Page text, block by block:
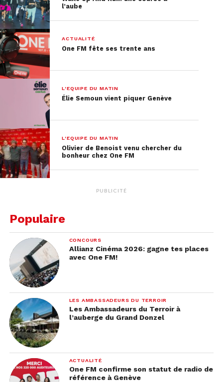
l’aube
ACTUALITÉ
One FM fête ses trente ans
L'EQUIPE DU MATIN
Élie Semoun vient piquer Genève
L'EQUIPE DU MATIN
Olivier de Benoist venu chercher du
bonheur chez One FM
PUBLICITÉ
Populaire
CONCOURS
Allianz Cinéma 2026: gagne tes places
avec One FM!
LES AMBASSADEURS DU TERROIR
Les Ambassadeurs du Terroir à
l’auberge du Grand Donzel
ACTUALITÉ
One FM confirme son statut de radio de
référence à Genève